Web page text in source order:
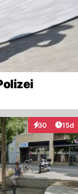
30
Interaktionen
15d